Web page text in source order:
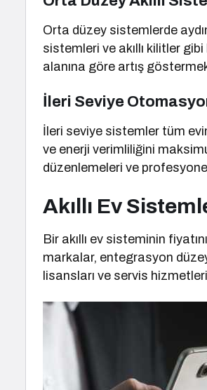
Orta düzey sistemlerde
sistemleri ve akıllı kilitler
alanına göre artış
İleri Seviye
İleri seviye sistemler tüm
ve enerji verimliliğini
düzenlemeleri ve
Akıllı Ev
Bir akıllı ev sisteminin
markalar, entegrasyon
lisansları ve servis